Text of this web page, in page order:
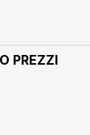
PREZZI